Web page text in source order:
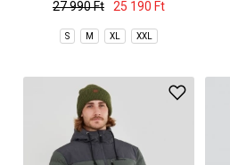
27 990 Ft
25 190 Ft
S M XL XXL